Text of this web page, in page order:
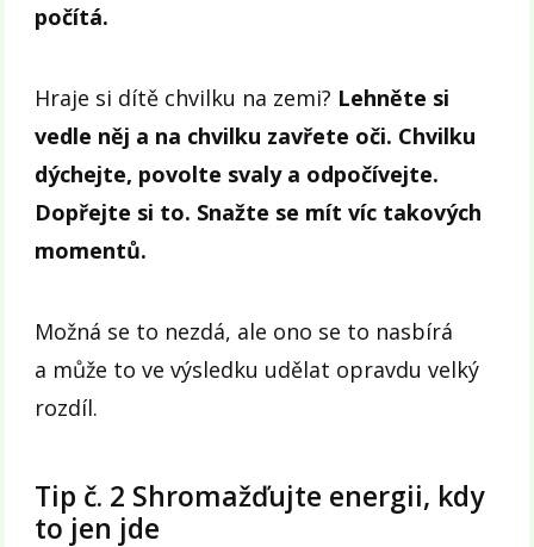
počítá.
Hraje si dítě chvilku na zemi? Lehněte si
vedle něj a na chvilku zavřete oči. Chvilku
dýchejte, povolte svaly a odpočívejte.
Dopřejte si to. Snažte se mít víc takových
momentů.
Možná se to nezdá, ale ono se to nasbírá
a může to ve výsledku udělat opravdu velký
rozdíl.
Tip č. 2 Shromažďujte energii, kdy
to jen jde